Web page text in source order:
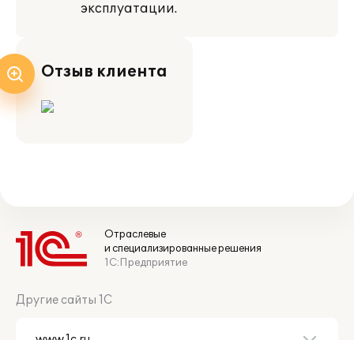
эксплуатации.
Отзыв клиента
Отраслевые
и специализированные решения
1С:Предприятие
Другие сайты 1С